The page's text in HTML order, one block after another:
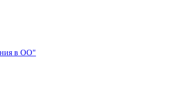
в ОО"